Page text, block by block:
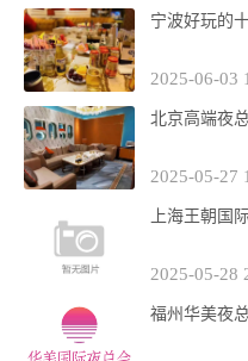
宁波好玩的
2025-06-03
北京高端夜
2025-05-27
上海王朝国
2025-05-28
福州华美夜